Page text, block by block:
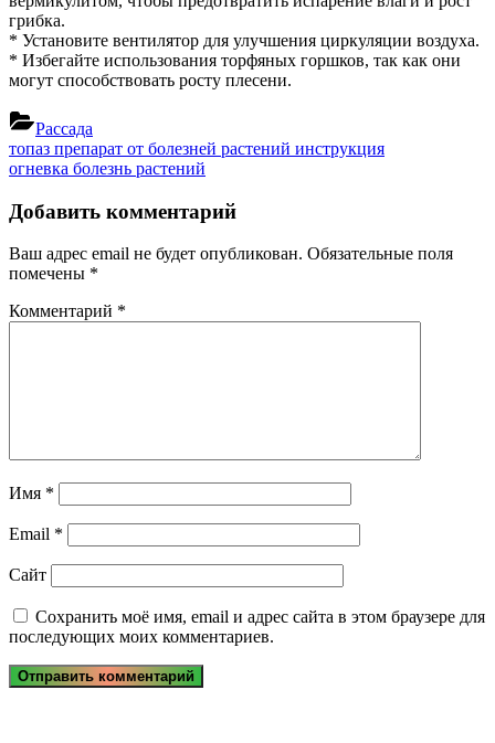
грибка.
* Установите вентилятор для улучшения циркуляции воздуха.
* Избегайте использования торфяных горшков, так как они
могут способствовать росту плесени.
Рассада
Навигация
по
записям
Previous
Post:
топаз препарат от болезней растений инструкция
Next
огневка болезнь растений
Добавить комментарий
Ваш адрес email не будет опубликован. Обязательные поля
помечены *
Комментарий *
Имя *
Email *
Сайт
Сохранить моё имя, email и адрес сайта в этом браузере для
последующих моих комментариев.